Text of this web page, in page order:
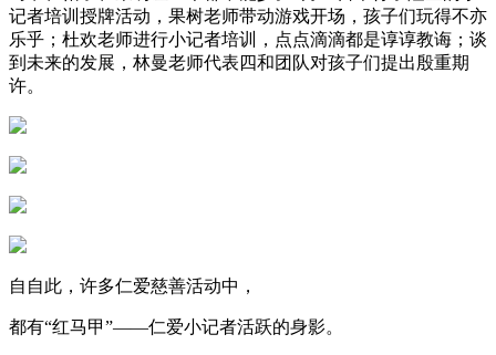
记者培训授牌活动，果树老师带动游戏开场，孩子们玩得不亦
乐乎；杜欢老师进行小记者培训，点点滴滴都是谆谆教诲；谈
到未来的发展，林曼老师代表四和团队对孩子们提出殷重期
许。
自自此，许多仁爱慈善活动中，
都有“红马甲”——仁爱小记者活跃的身影。